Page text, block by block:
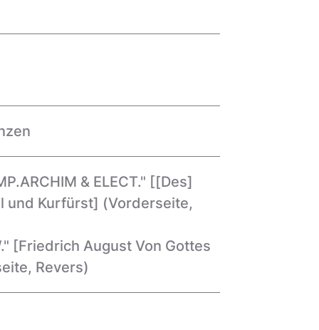
& ELECT." [[Des]
und Kurfürst] (Vorderseite,
[Friedrich August Von Gottes
Revers)